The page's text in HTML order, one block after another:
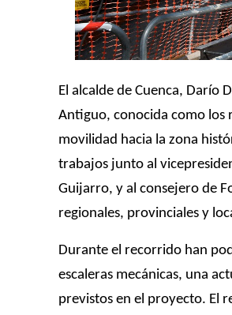
El alcalde de Cuenca, Darío
Antiguo, conocida como los
movilidad hacia la zona
trabajos junto al
Guijarro, y al consejero de
regionales, provinciales y
Durante el recorrido han
escaleras mecánicas, una
previstos en el proyecto. El